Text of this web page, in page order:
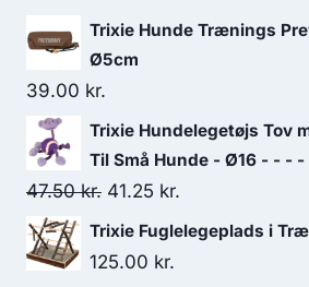
30.00 kr..26.25
Trixie Hunde Trænings
Ø5cm
39.00 kr.
Trixie Hundelegetøjs Tov
Til Små Hunde - Ø16 - - - -
47.50kr. Den
oprindelige
pris
41.25 kr.
aktuelle
Trixie Fuglelegeplads i
125.00 kr.